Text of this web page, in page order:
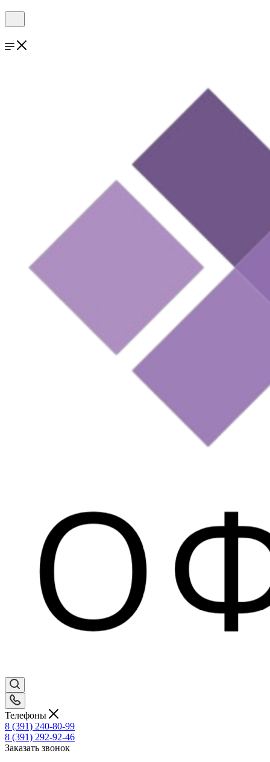
Телефоны
8 (391) 240-80-99
8 (391) 292-92-46
Заказать звонок